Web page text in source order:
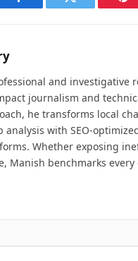
Facebook Twitter
and investigative
journalism and
he transforms local
analysis with SEO-
Whether exposing
Manish benchmarks